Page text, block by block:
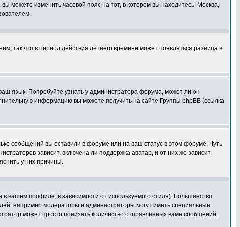
можете изменить часовой пояс на тот, в котором вы находитесь: Москва,
так что в период действия летнего времени может появляться разница в
язык. Попробуйте узнать у администратора форума, может ли он
информацию вы можете получить на сайте Группы phpBB (ссылка
сообщений вы оставили в форуме или на ваш статус в этом форуме. Чуть
зависит, включена ли поддержка аватар, и от них же зависит,
у них причины.
вашем профиле, в зависимости от используемого стиля). Большинство
например модераторы и администраторы могут иметь специальные
может просто понизить количество отправленных вами сообщений.